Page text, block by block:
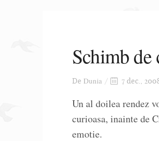
Schimb de
De Dunia 7 dec.,
Un al doilea rendez
curioasa, inainte de
emotie.